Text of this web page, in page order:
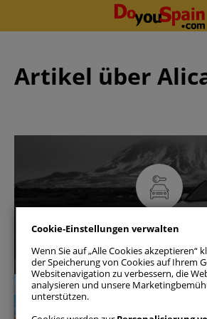
Artikel über
Verfügbarkeit prüfen
Alicante
Cookie-Einstellungen verwalten
Wenn Sie auf „Alle Cookies akzeptieren“
der Speicherung von Cookies auf Ihrem
Websitenavigation zu verbessern, die
analysieren und unsere
unterstützen.